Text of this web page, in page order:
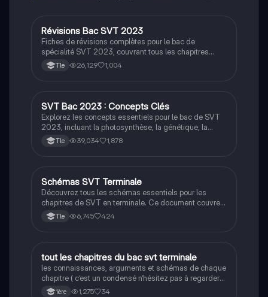
SVT
Révisions Bac SVT 2023
Fiches de révisions complètes pour le bac de
spécialité SVT 2023, couvrant tous les chapitres
essentiels tels que la génétique évolutive, la
photosynthèse, la communication nerveuse, et les
compris les réponses au stress et les mécanismes de
reproduction.
Tle 26,129 1,004
SVT
SVT Bac 2023 : Concepts Clés
Explorez les concepts essentiels pour le bac de SVT
2023, incluant la photosynthèse, la génétique, la
géologie, le climat, et la santé humaine. Ce résumé
complet couvre les mécanismes de reproduction, les
terminale.
Tle 39,034 1,878
SVT
Schémas SVT Terminale
Découvrez tous les schémas essentiels pour les
chapitres de SVT en terminale. Ce document couvre
des thèmes variés tels que la photosynthèse, la
reproduction des plantes, la génétique, et les réflexes
géologie. Type : résumé visuel.
Tle 6,745 424
SVT
tout les chapitres du bac svt terminale
les connaissances, arguments et schémas de chaque
chapitre ( c’est un condensé n’hésitez pas à regarder
vos cours et faire des annales)
1ère 1,275 34